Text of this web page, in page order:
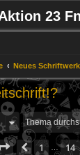
23
Neues Schriftwerk
Seite 18 von18
Vorherige
1 … 14